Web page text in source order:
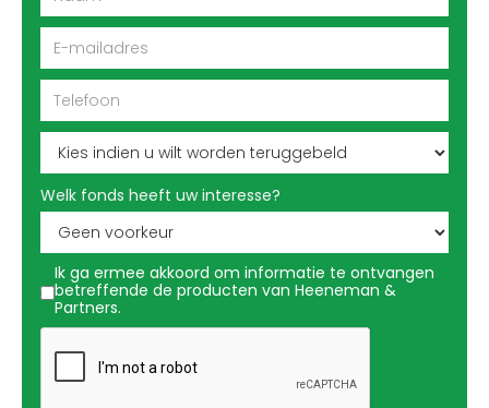
Welk fonds heeft uw interesse?
Ik ga ermee akkoord om informatie te ontvangen
betreffende de producten van Heeneman &
Partners.